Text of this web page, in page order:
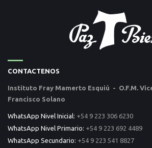
CONTACTENOS
Instituto Fray Mamerto Esquiú - O.F.M.
Francisco Solano
WhatsApp Nivel Inicial: +54 9 223 306 6230
WhatsApp Nivel Primario: +54 9 223 692 4489
WhatsApp Secundario: +54 9 223 541 8827